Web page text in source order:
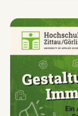
Show larger version